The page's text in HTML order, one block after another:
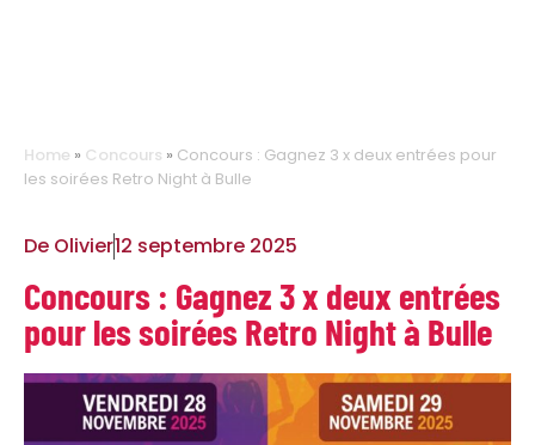
Home » Concours » Concours : Gagnez 3 x deux entrées pour
les soirées Retro Night à Bulle
De Olivier12 septembre 2025
Concours : Gagnez 3 x deux entrées
pour les soirées Retro Night à Bulle